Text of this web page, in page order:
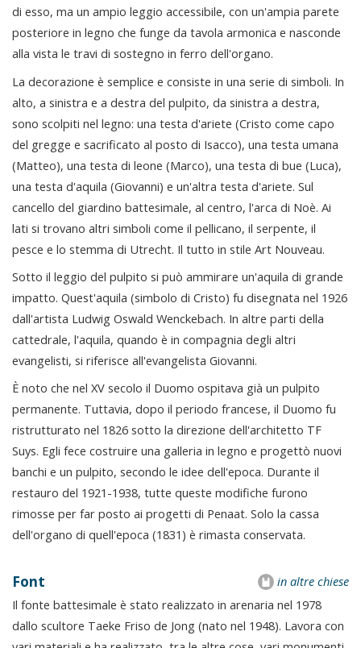
di esso, ma un ampio leggio accessibile, con un'ampia parete
posteriore in legno che funge da tavola armonica e nasconde
alla vista le travi di sostegno in ferro dell'organo.
La decorazione è semplice e consiste in una serie di simboli. In
alto, a sinistra e a destra del pulpito, da sinistra a destra,
sono scolpiti nel legno: una testa d'ariete (Cristo come capo
del gregge e sacrificato al posto di Isacco), una testa umana
(Matteo), una testa di leone (Marco), una testa di bue (Luca),
una testa d'aquila (Giovanni) e un'altra testa d'ariete. Sul
cancello del giardino battesimale, al centro, l'arca di Noè. Ai
lati si trovano altri simboli come il pellicano, il serpente, il
pesce e lo stemma di Utrecht. Il tutto in stile Art Nouveau.
Sotto il leggio del pulpito si può ammirare un'aquila di grande
impatto. Quest'aquila (simbolo di Cristo) fu disegnata nel 1926
dall'artista Ludwig Oswald Wenckebach. In altre parti della
cattedrale, l'aquila, quando è in compagnia degli altri
evangelisti, si riferisce all'evangelista Giovanni.
È noto che nel XV secolo il Duomo ospitava già un pulpito
permanente. Tuttavia, dopo il periodo francese, il Duomo fu
ristrutturato nel 1826 sotto la direzione dell'architetto TF
Suys. Egli fece costruire una galleria in legno e progettò nuovi
banchi e un pulpito, secondo le idee dell'epoca. Durante il
restauro del 1921-1938, tutte queste modifiche furono
rimosse per far posto ai progetti di Penaat. Solo la cassa
dell'organo di quell'epoca (1831) è rimasta conservata.
in altre chiese
Font
Il fonte battesimale è stato realizzato in arenaria nel 1978
dallo scultore Taeke Friso de Jong (nato nel 1948). Lavora con